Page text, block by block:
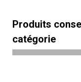
Produits
catégorie